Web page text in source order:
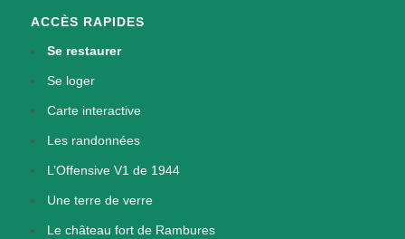
ACCÈS RAPIDES
Se restaurer
Se loger
Carte interactive
Les randonnées
L’Offensive V1 de 1944
Une terre de verre
Le château fort de Rambures